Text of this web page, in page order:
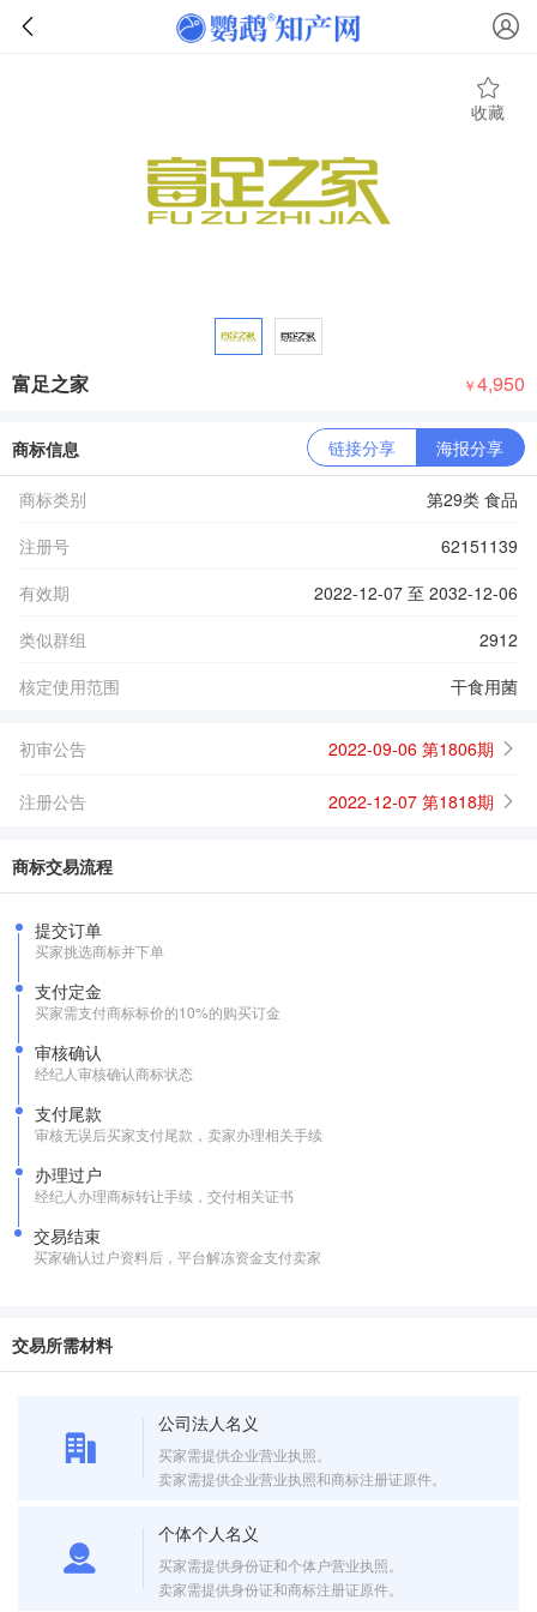
收藏
富足之家 ￥4,950
商标信息 链接分享 海报分享
商标类别
第29类 食品
注册号
62151139
有效期
2022-12-07 至 2032-12-06
类似群组
2912
核定使用范围
干食用菌
初审公告 2022-09-06 第1806期
注册公告 2022-12-07 第1818期
商标交易流程
提交订单
买家挑选商标并下单
支付定金
买家需支付商标标价的10%的购买订金
审核确认
经纪人审核确认商标状态
支付尾款
审核无误后买家支付尾款，卖家办理相关手续
办理过户
经纪人办理商标转让手续，交付相关证书
交易结束
买家确认过户资料后，平台解冻资金支付卖家
交易所需材料
公司法人名义
买家需提供企业营业执照。
卖家需提供企业营业执照和商标注册证原件。
个体个人名义
买家需提供身份证和个体户营业执照。
卖家需提供身份证和商标注册证原件。